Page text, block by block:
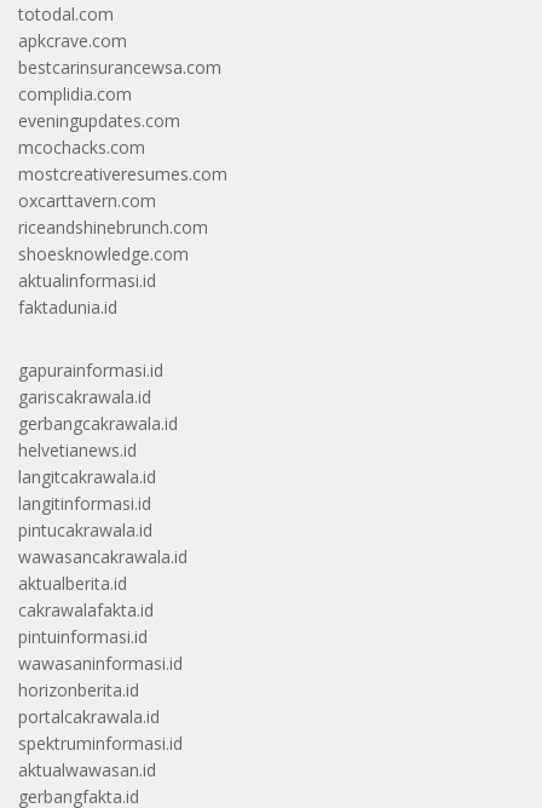
totodal.com
apkcrave.com
bestcarinsurancewsa.com
complidia.com
eveningupdates.com
mcochacks.com
mostcreativeresumes.com
oxcarttavern.com
riceandshinebrunch.com
shoesknowledge.com
aktualinformasi.id
faktadunia.id
gapurainformasi.id
gariscakrawala.id
gerbangcakrawala.id
helvetianews.id
langitcakrawala.id
langitinformasi.id
pintucakrawala.id
wawasancakrawala.id
aktualberita.id
cakrawalafakta.id
pintuinformasi.id
wawasaninformasi.id
horizonberita.id
portalcakrawala.id
spektruminformasi.id
aktualwawasan.id
gerbangfakta.id